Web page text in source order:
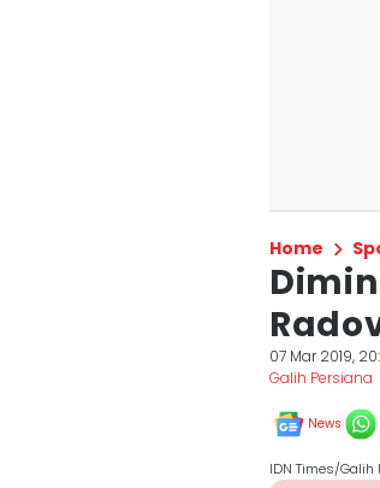
Home
07 Mar 2019,
Galih Persiana
News
IDN Times/Galih